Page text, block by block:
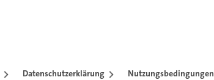
Datenschutzerklärung Nutzungsbedingungen